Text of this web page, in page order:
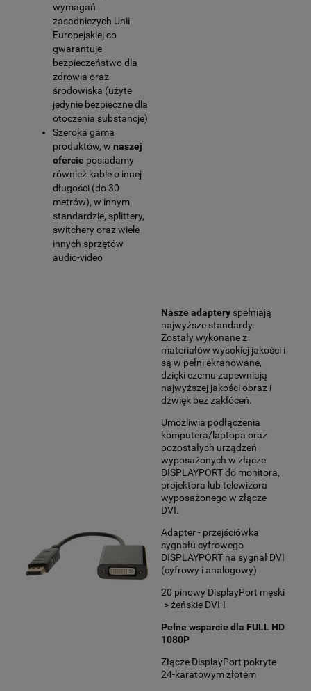
wymagań
zasadniczych Unii
Europejskiej co
gwarantuje
bezpieczeństwo dla
zdrowia oraz
środowiska (użyte
jedynie bezpieczne dla
otoczenia substancje)
Szeroka gama
produktów, w naszej
ofercie posiadamy
również kable o innej
długości (do 30
metrów), w innym
standardzie, splittery,
switchery oraz wiele
innych sprzętów
audio-video
Nasze adaptery spełniają
najwyższe standardy.
Zostały wykonane z
materiałów wysokiej jakości i
są w pełni ekranowane,
dzięki czemu zapewniają
najwyższej jakości obraz i
dźwięk bez zakłóceń.
Umożliwia podłączenia
komputera/laptopa oraz
pozostałych urządzeń
wyposażonych w złącze
DISPLAYPORT do monitora,
projektora lub telewizora
wyposażonego w złącze
DVI.
Adapter - przejściówka
sygnału cyfrowego
DISPLAYPORT na sygnał DVI
(cyfrowy i analogowy)
20 pinowy DisplayPort męski
-> żeńskie DVI-I
Pełne wsparcie dla FULL HD
1080P
Złącze DisplayPort pokryte
24-karatowym złotem